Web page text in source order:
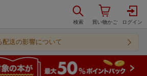
配送の影響について